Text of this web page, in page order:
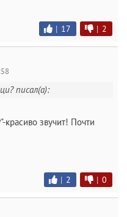
| 17 | 2
писал(а):
красиво звучит! Почти
| 2 | 0